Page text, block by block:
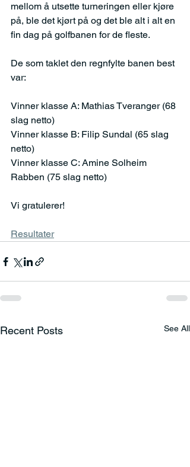
mellom å utsette turneringen eller kjøre
på, ble det kjørt på og det ble alt i alt en
fin dag på golfbanen for de fleste.
De som taklet den regnfylte banen best
var:
Vinner klasse A: Mathias Tveranger (68
slag netto)
Vinner klasse B: Filip Sundal (65 slag
netto)
Vinner klasse C: Amine Solheim
Rabben (75 slag netto)
Vi gratulerer!
Resultater
Recent Posts See All